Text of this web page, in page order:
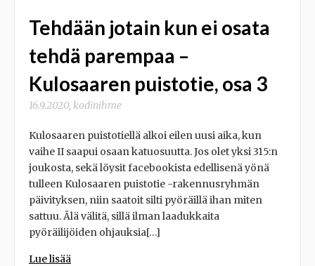
Tehdään jotain kun ei osata
tehdä parempaa –
Kulosaaren puistotie, osa 3
16.9.2020, kodinihme
Kulosaaren puistotiellä alkoi eilen uusi aika, kun
vaihe II saapui osaan katuosuutta. Jos olet yksi 315:n
joukosta, sekä löysit facebookista edellisenä yönä
tulleen Kulosaaren puistotie -rakennusryhmän
päivityksen, niin saatoit silti pyöräillä ihan miten
sattuu. Älä välitä, sillä ilman laadukkaita
pyöräilijöiden ohjauksia[…]
Lue lisää